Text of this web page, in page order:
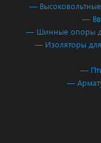
—
—
— Шинные опоры
— Изоляторы для
—
—